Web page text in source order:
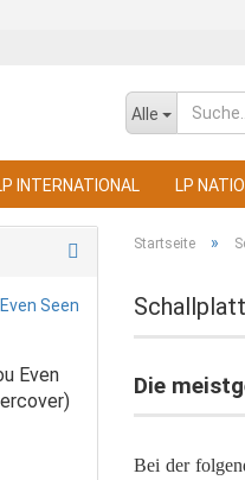
Alle
INTERNATIONAL LP
Startseite »
Die
Bei der
Even